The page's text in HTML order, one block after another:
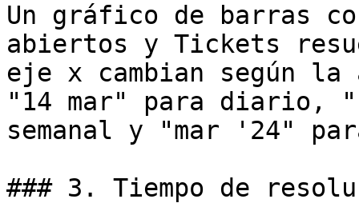
Un gráfico de barras
abiertos y Tickets
eje x cambian según
"14 mar" para diario,
semanal y "mar '24"
### 3. Tiempo de